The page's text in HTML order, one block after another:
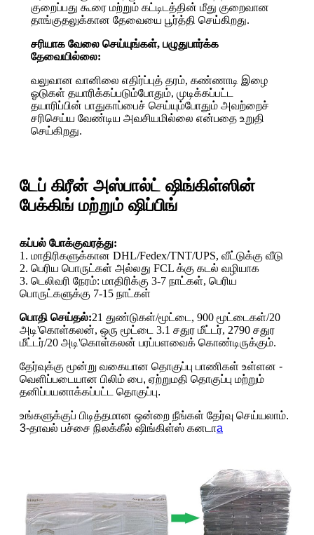
குறைப்பது கூரை மற்றும் கட்டிடத்தின் மீது குறைவான
தாங்குதலுக்கான தேவையை பூர்த்தி செய்கிறது.
சரியாக வேலை செய்யுங்கள், பழுதுபார்க்க
தேவையில்லை:
வலுவான வானிலை எதிர்ப்புத் தரம், கண்ணாடி இழை
ஓடுகள் தயாரிக்கப்படும்போதும், முடிக்கப்பட்ட
தயாரிப்பின் பாதுகாப்பைச் செய்யும்போதும் அவற்றைச்
சரிசெய்ய வேண்டிய அவசியமில்லை என்பதை உறுதி
செய்கிறது.
டேப் கிரீன் அஸ்பால்ட் ஷிங்கிள்ஸின்
பேக்கிங் மற்றும் ஷிப்பிங்
கப்பல் போக்குவரத்து:
1. மாதிரிகளுக்கான DHL/Fedex/TNT/UPS, வீட்டுக்கு வீடு
2. பெரிய பொருட்கள் அல்லது FCL க்கு கடல் வழியாக
3. டெலிவரி நேரம்: மாதிரிக்கு 3-7 நாட்கள், பெரிய
பொருட்களுக்கு 7-15 நாட்கள்
பொதி செய்தல்:21 துண்டுகள்/மூட்டை, 900 மூட்டைகள்/20
அடி'கொள்கலன், ஒரு மூட்டை 3.1 சதுர மீட்டர், 2790 சதுர
மீட்டர்/20 அடி'கொள்கலன் பரப்பளவைக் கொண்டிருக்கும்.
தேர்வுக்கு மூன்று வகையான தொகுப்பு பாணிகள் உள்ளன -
வெளிப்படையான பிலிம் பை, ஏற்றுமதி தொகுப்பு மற்றும்
தனிப்பயனாக்கப்பட்ட தொகுப்பு.
உங்களுக்குப் பிடித்தமான ஒன்றை நீங்கள் தேர்வு செய்யலாம்.
3-தாவல் பச்சை நிலக்கீல் ஷிங்கிள்ஸ் கனடாa